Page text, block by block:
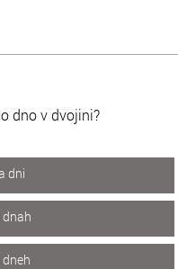
dno v dvojini?
dni
dnah
dneh